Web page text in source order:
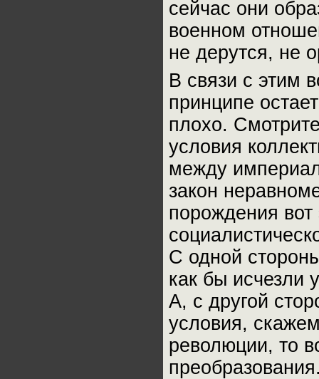
сейчас они
военном
не дерутся, не
В связи с этим
принципе
плохо.
условия
между
закон
порождения вот
С одной
как бы исчезли
А, с другой
условия,
революции, то